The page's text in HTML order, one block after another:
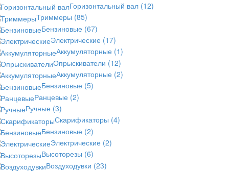
Горизонтальный вал (12)
Триммеры (85)
Бензиновые (67)
Электрические (17)
Аккумуляторные (1)
Опрыскиватели (12)
Аккумуляторные (2)
Бензиновые (5)
Ранцевые (2)
Ручные (3)
Скарификаторы (4)
Бензиновые (2)
Электрические (2)
Высоторезы (6)
Воздуходувки (23)